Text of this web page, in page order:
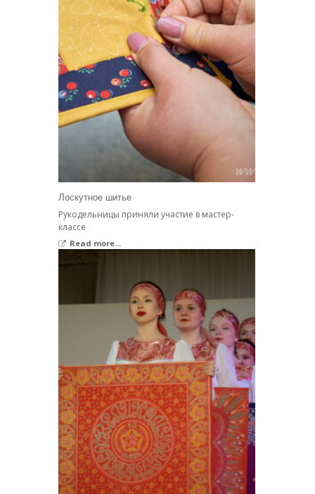
Лоскутное шитье
Рукодельницы приняли участие в мастер-
классе
Read more...